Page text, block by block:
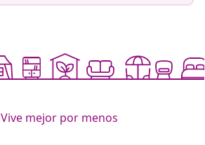
Vive mejor por menos